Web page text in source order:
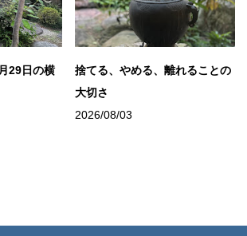
29日の横
捨てる、やめる、離れることの
大切さ
2026/08/03